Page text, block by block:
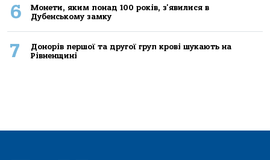
6
Монети, яким понад 100 років, з'явилися в
Дубенському замку
7
Донорів першої та другої груп крові шукають на
Рівненщині